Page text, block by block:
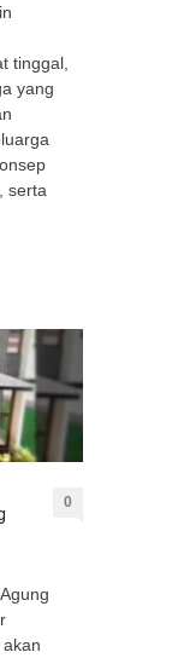
tinggal,
yang
serta
0